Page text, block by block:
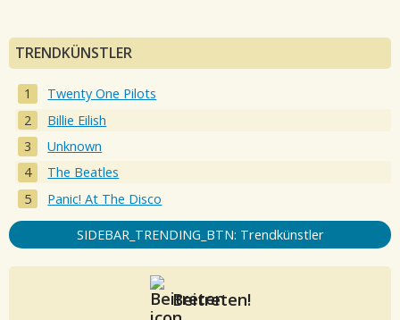
TRENDKÜNSTLER
Twenty One Pilots
Billie Eilish
Unknown
The Beatles
Panic! At The Disco
SIDEBAR_TRENDING_BTN: Trendkünstler
Beitreten!